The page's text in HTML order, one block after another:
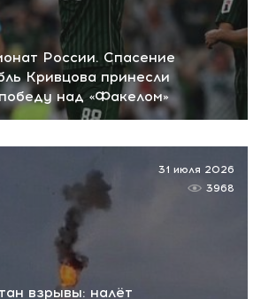
России. Спасение
Кривцова принесли
над «Факелом»
взрывы: налёт
31 июля 2026
3968